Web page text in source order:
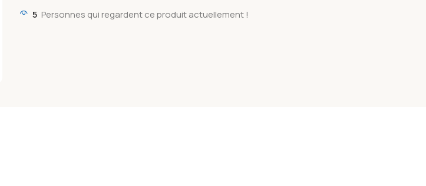
5 Personnes qui regardent ce produit actuellement !